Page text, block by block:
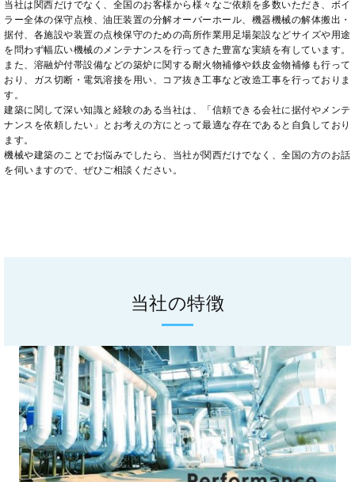
当社は関西だけでなく、全国のお客様から様々なご依頼を多数いただき、ボイ
ラー全体の保守点検、油圧装置の分解オーバーホール、機器機械の解体搬出・
据付、各施設や装置の点検保守のための高所作業用足場架設などサイズや用途
を問わず幅広い機械のメンテナンスを行ってきた豊富な実績を有しています。
また、溶融炉付帯設備などの築炉に関する耐火物補修や鉄皮金物補修も行って
おり、ガス切断・電気溶接を用い、コア抜き工事など改造工事を行っておりま
す。
建築に関して深い知識と経験のある当社は、「信頼できる会社に据付やメンテ
ナンスを依頼したい」とお考えの方にとって最適な存在であると自負しており
ます。
機械や建築のことでお悩みでしたら、当社が関西だけでなく、全国の方のお話
を伺いますので、ぜひご相談ください。
当社の特徴